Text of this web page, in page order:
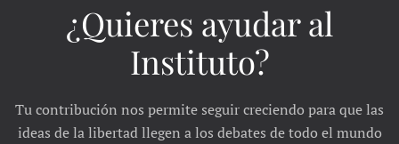
¿Quieres ayudar al
Instituto?
Tu contribución nos permite seguir creciendo para que las
ideas de la libertad llegen a los debates de todo el mundo